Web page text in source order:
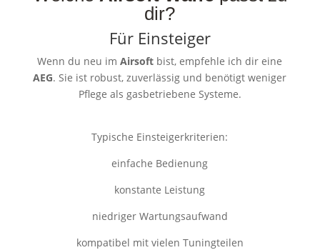
dir?
Für Einsteiger
Wenn du neu imAirsoft bist, empfehle ich dir eine
AEG. Sie ist robust, zuverlässig und benötigt weniger
Pflege als gasbetriebene Systeme.
Typische Einsteigerkriterien:
einfache Bedienung
konstante Leistung
niedriger Wartungsaufwand
kompatibel mit vielen Tuningteilen